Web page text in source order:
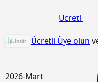
Ücretli
2026-Mart
15.275.1102 Birim
İndir Ücretli Üye olun